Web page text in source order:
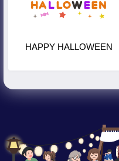
HAPPY HALLOWEEN